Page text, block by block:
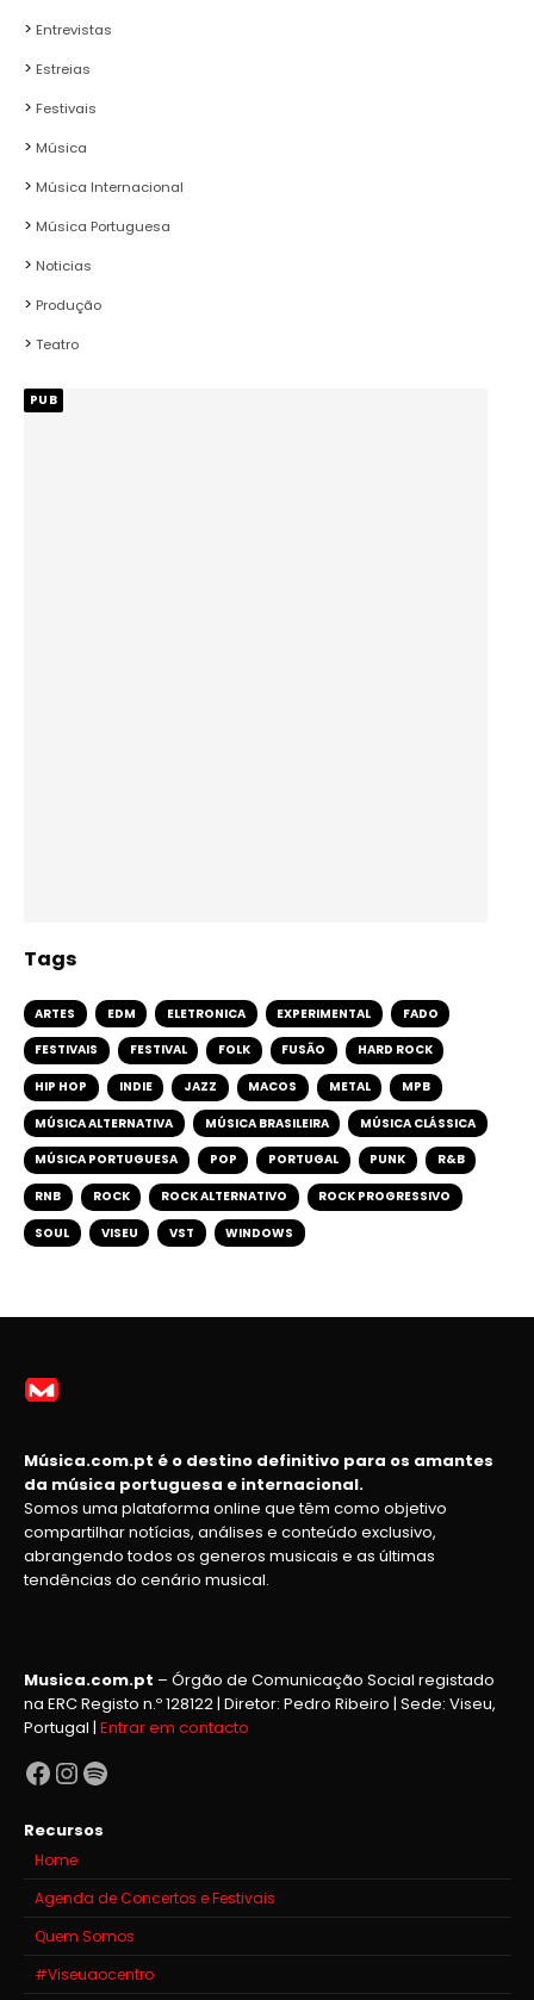
Entrevistas
Estreias
Festivais
Música
Música Internacional
Música Portuguesa
Noticias
Produção
Teatro
PUB
Tags
ARTES EDM ELETRONICA EXPERIMENTAL FADO
FESTIVAIS FESTIVAL FOLK FUSÃO HARD ROCK
HIP HOP INDIE JAZZ MACOS METAL MPB
MÚSICA ALTERNATIVA MÚSICA BRASILEIRA MÚSICA CLÁSSICA
MÚSICA PORTUGUESA POP PORTUGAL PUNK R&B
RNB ROCK ROCK ALTERNATIVO ROCK PROGRESSIVO
SOUL VISEU VST WINDOWS
Música.com.pt é o destino definitivo para os amantes
da música portuguesa e internacional.
Somos uma plataforma online que têm como objetivo
compartilhar notícias, análises e conteúdo exclusivo,
abrangendo todos os generos musicais e as últimas
tendências do cenário musical.
Musica.com.pt – Órgão de Comunicação Social registado
na ERC Registo n.º 128122 | Diretor: Pedro Ribeiro | Sede: Viseu,
Portugal | Entrar em contacto
Facebook
Instagram
Spotify
Recursos
Home
Agenda de Concertos e Festivais
Quem Somos
#Viseuaocentro